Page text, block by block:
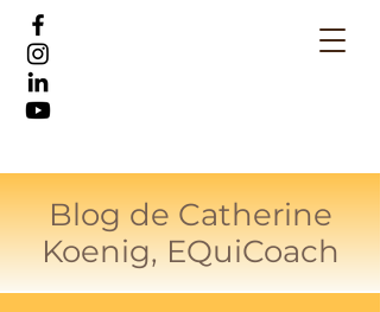
Blog de Catherine
Koenig, EQuiCoach